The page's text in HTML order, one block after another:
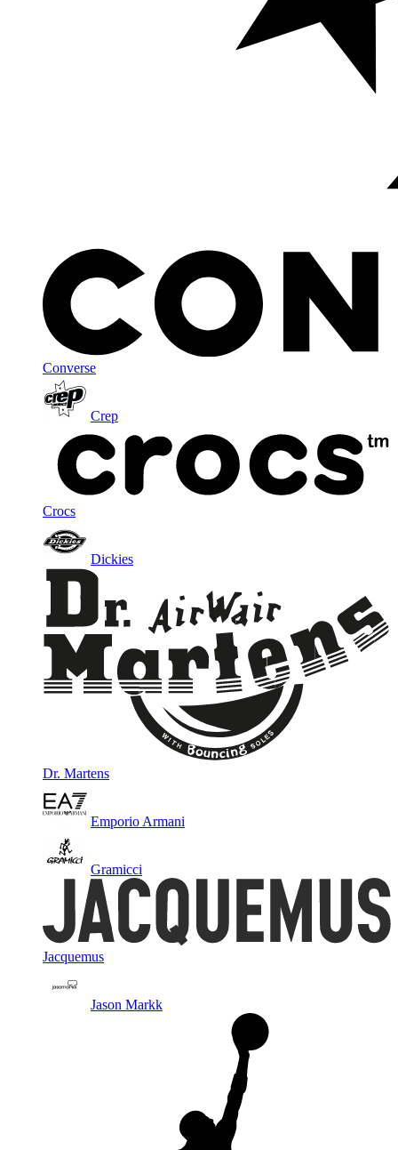
Converse
Crep
Crocs
Dickies
Dr. Martens
Emporio Armani
Gramicci
Jacquemus
Jason Markk